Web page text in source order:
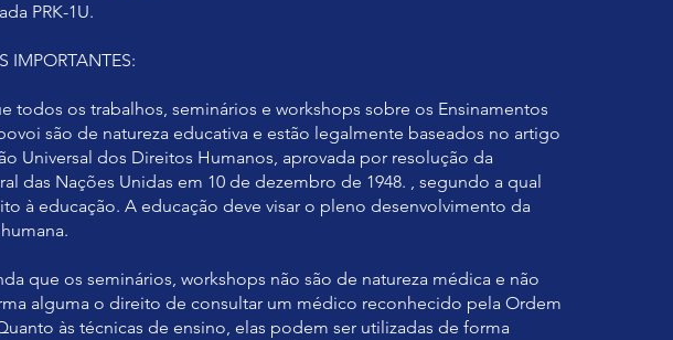
PRK-1U.
IMPORTANTES:
todos os trabalhos, seminários e workshops sobre os Ensinamentos
são de natureza educativa e estão legalmente baseados no artigo
Universal dos Direitos Humanos, aprovada por resolução da
das Nações Unidas em 10 de dezembro de 1948. , segundo a qual
à educação. A educação deve visar o pleno desenvolvimento da
que os seminários, workshops não são de natureza médica e não
alguma o direito de consultar um médico reconhecido pela Ordem
às técnicas de ensino, elas podem ser utilizadas de forma